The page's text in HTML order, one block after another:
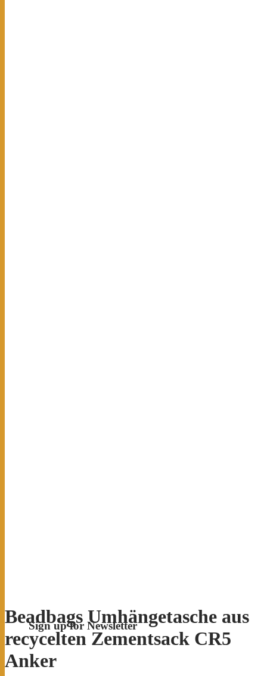
Sign up for Newsletter
Erhalte Neuigkeiten & exklusive
Angebote – und sichere dir deinen
10 % Willkommensrabatt
Beadbags Umhängetasche aus
recycelten Zementsack CR5
Anker